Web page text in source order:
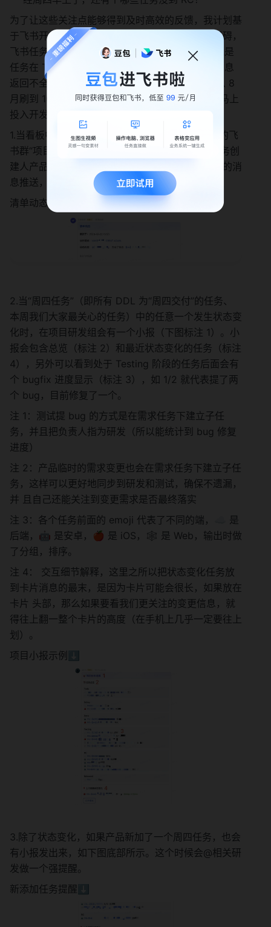
为了让这些关注点能够得到及时高效的反馈，我计划基
于飞书开放平台做一些开发。不过这里遇到一些阻碍，
飞书任务相关 API 不会返回自定义分组的信息（就是
任务在 Todo 还是 Doing），以及对自定义字段信息
返回不全，提了个文档反馈后时不时就刷一下， 从 8
月刷到 10 月，突然有一天发现文档更新了，然后马上
投入开发，最终实现了以下功能：
1.当看板中任意一个任务被完成时，在我们最主要的飞
书群“项目研发组”里会立刻有一条通知。此时，任务创
建人产品和任务关注人测试都会收到飞书任务助手的消
息推送，群消息是为了进行更大范围的同步。
清单动态提醒示例⬇️
2.当“周四任务”（即所有 DDL 为“周四交付”的任务、
本周我们大家最关心的任务）中的任意一个发生状态变
化时，在项目研发组会有一个小报（下图标注 1）。小
报会包含总览（标注 2）和最近状态变化的任务（标注
4），另外可以看到处于 Testing 阶段的任务后面会有
个 bugfix 进度显示（标注 3），如 1/2 就代表提了两
个 bug，目前修复了一个。
注 1：测试提 bug 的方式是在需求任务下建立子任
务，并且把负责人指为研发（所以能统计到 bug 修复
进度）
注 2：产品临时的需求变更也会在需求任务下建立子任
务，这样可以更好地同步到研发和测试，确保不遗漏，
并 且自己还能关注到变更需求是否最终落实
注 3：各个任务前面的 emoji 代表了不同的端，☁️ 是
后端，🤖 是安卓，🍎 是 iOS，🕸 是 Web，输出时做
了分组，排序。
注 4： 交互细节解释，这里之所以把状态变化任务放
到卡片消息的最末，是因为卡片可能会很长，如果放在
卡片 头部，那么如果要看我们更关注的变更信息，就
得往上翻一整个卡片的高度（在手机上几乎一定要往上
划）。
项目小报示例⬇️
3.除了状态变化，如果产品新加了一个周四任务，也会
有小报发出来，如下图底部所示。这个时候会@相关研
发做一个强提醒。
新添加任务提醒⬇️